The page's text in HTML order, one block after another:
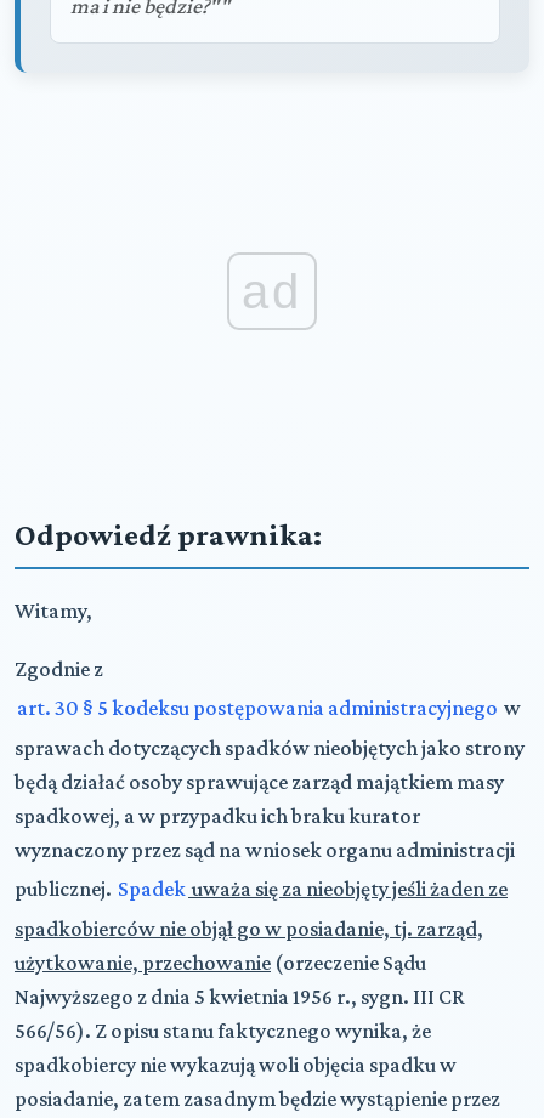
ma i nie będzie?""
ad
Odpowiedź prawnika:
Witamy,
Zgodnie z
art. 30 § 5 kodeksu postępowania administracyjnego w
sprawach dotyczących spadków nieobjętych jako strony
będą działać osoby sprawujące zarząd majątkiem masy
spadkowej, a w przypadku ich braku kurator
wyznaczony przez sąd na wniosek organu administracji
publicznej. Spadek uważa się za nieobjęty jeśli żaden ze
spadkobierców nie objął go w posiadanie, tj. zarząd,
użytkowanie, przechowanie (orzeczenie Sądu
Najwyższego z dnia 5 kwietnia 1956 r., sygn. III CR
566/56). Z opisu stanu faktycznego wynika, że
spadkobiercy nie wykazują woli objęcia spadku w
posiadanie, zatem zasadnym będzie wystąpienie przez